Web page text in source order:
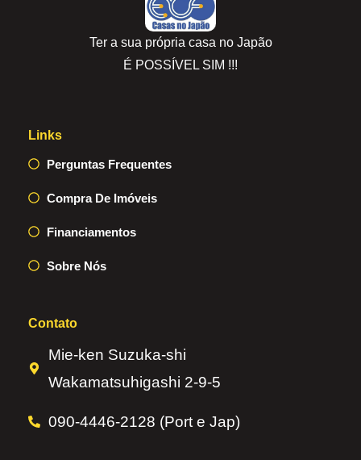
Ter a sua própria casa no Japão
É POSSÍVEL SIM !!!
Links
Perguntas Frequentes
Compra De Imóveis
Financiamentos
Sobre Nós
Contato
Mie-ken Suzuka-shi
Wakamatsuhigashi 2-9-5
090-4446-2128 (Port e Jap)